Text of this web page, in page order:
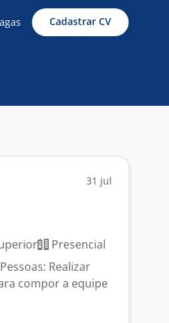
Cadastrar CV
31 jul
Presencial
Realizar
compor a equipe